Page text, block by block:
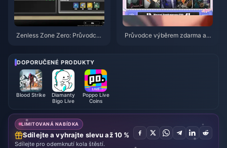
Zenless Zone Zero: Průvodce
Průvodce výběrem zdarma ag
DOPORUČENÉ PRODUKTY
Blood Strike
Diamanty
Bigo Live
Poppo Live
Coins
LIMITOVANÁ NABÍDKA
Sdílejte a vyhrajte slevu až 10 %
Sdílejte pro odemknutí kola štěstí.